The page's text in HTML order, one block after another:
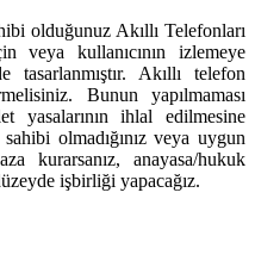
olduğunuz Akıllı Telefonları
veya kullanıcının izlemeye
Akıllı telefon
Bunun yapılmaması
yasalarının ihlal edilmesine
olmadığınız veya uygun
kurarsanız, anayasa/hukuk
işbirliği yapacağız.